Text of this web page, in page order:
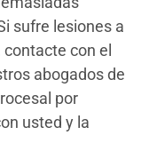
sufre lesiones a
contacte con el
abogados de
por
usted y la